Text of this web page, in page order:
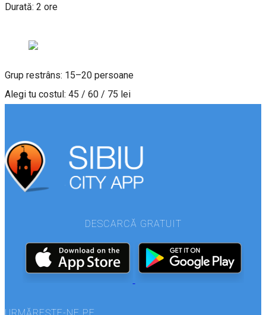
Durată: 2 ore
Grup restrâns: 15–20 persoane
Alegi tu costul: 45 / 60 / 75 lei
DESCARCĂ GRATUIT